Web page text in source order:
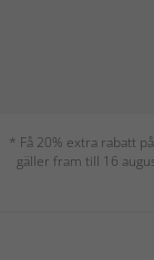
* Få 20% extra rabatt
gäller fram till 16